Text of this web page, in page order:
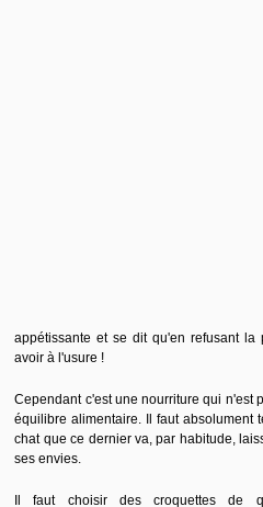
appétissante et se dit qu'en refusant
avoir à l'usure !
Cependant c'est une nourriture qui n'est
équilibre alimentaire. Il faut absolument
chat que ce dernier va, par habitude,
ses envies.
Il faut choisir des croquettes de